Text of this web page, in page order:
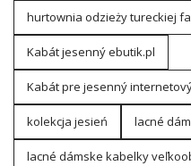
hurtownia odzieży tureckiej
Kabát jesenný ebutik.pl
Kabát pre jesenný
kolekcja jesień lacné
lacné dámske kabelky